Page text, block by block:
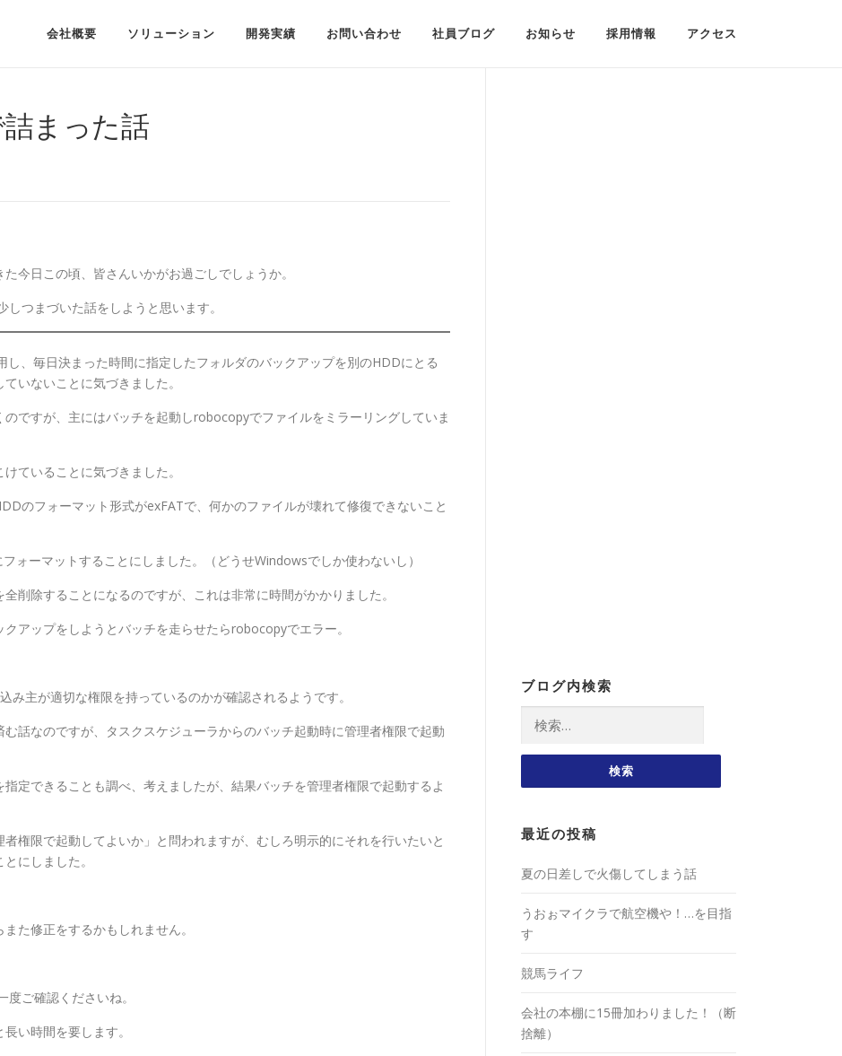
会社概要 ソリューション 開発実績 お問い合わせ 社員ブログ お知らせ 採用情報 アクセス
まった話
今日この頃、皆さんいかがお過ごしでしょうか。
つまづいた話をしようと思います。
、毎日決まった時間に指定したフォルダのバックアップを別のHDDにとる
いないことに気づきました。
ですが、主にはバッチを起動しrobocopyでファイルをミラーリングしていま
ていることに気づきました。
のフォーマット形式がexFATで、何かのファイルが壊れて修復できないこと
ォーマットすることにしました。（どうせWindowsでしか使わないし）
削除することになるのですが、これは非常に時間がかかりました。
アップをしようとバッチを走らせたらrobocopyでエラー。
み主が適切な権限を持っているのかが確認されるようです。
話なのですが、タスクスケジューラからのバッチ起動時に管理者権限で起動
定できることも調べ、考えましたが、結果バッチを管理者権限で起動するよ
権限で起動してよいか」と問われますが、むしろ明示的にそれを行いたいと
にしました。
た修正をするかもしれません。
ご確認くださいね。
い時間を要します。
ブログ内検索
最近の投稿
夏の日差しで火傷してしまう話
うおぉマイクラで航空機や！…を目指
す
競馬ライフ
会社の本棚に15冊加わりました！（断
捨離）